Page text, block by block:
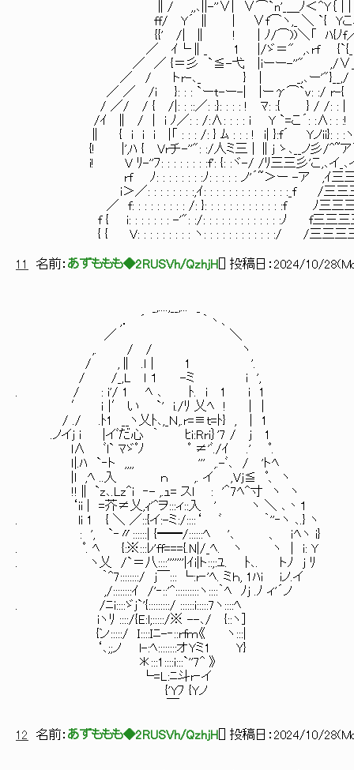
∥/ ,,､||-''∨|
ff/ Y´ ∥ | ∨f⌒ヽ,_ ＼ `{ Yこﾆ
{{' /| ∥ ! | ﾉ/⌒))＼「 ﾊ{ﾉf／こ
／ ｲ└∥_ 1 |/ゞ＝" ,､rf {`{_〈
／ ／ {＝彡 `≦-弋 |iーー-''" ,/∨_入 { } │よ
／ / トr-､_ } | _,
／ ／ /i }: : : `ーt-ー-| |ーγ⌒`v: :/
/ ／/ / { /|: : ::／: :}: : : : ! ﾏ: :{ } / /:
/ｲ ∥ / | i ﾉ／: : /:∧: : : : i Y `=こ´: :∧: : :!
∥ { i i i |「 : : : /: } ﾑ : : : ! i| }:f´ Yノii}: : :ヽ､_,､
{! |',ﾊ { Vrチ-''": :/人ミ三 | ∥j ゝ､__ノ彡/
i! V ﾘ-''ﾌ: : : : : : : :f': {: :ヾ-/ /ﾘ三三彡'こ,､イ_､イ三
rf ﾉ: : : : : : : :ﾉ: : : : : ノ'´~＞ー
i＞／: : : : : : : :,ｲ: : : : : : : : : : : : : :_f /三三三三三
／ f: : : : : : : : : /: }: : : : : : : : : : : : :f ﾉ三三
f { i: : : : : : : -'": :/: : : : : : : : : : : : :ﾉ f三三三三ﾐf
{ { V: : : : : : : : : ヽ: : : : : : : : : : : :/ /三三三三ｼ{
11 名前： あずももも◆2RUSVh/QzhjH ] 投稿日： 2024/10/
,． ´ ｀丶､
／ ＼
,. / / ヽ
/ ,∥ .l｜ 1 '.
/ /_,L l １ -ミ i ',
. / : i'/ 1 ﾍ ､ ﾄ. i 1 i 1
′ ｉ |′ い `' i./ﾘ 乂ﾍ ! ｜｜ ┃人生初書籍は
/ ./ .ﾄ1 __ヽ乂ﾄ､
.ノイj i |イﾞだ心 ｀ ﾋ
l∧ ﾞl` ﾏゞﾟﾉ
ｌ|.ﾊ `‐ト ,,,,
|l ,ﾍ ..入 ｎ ,. イ ,Vj≦ ﾟ、
!!∥ `z､.Lz^i ‐- ,.ｭ= スl : '＾7ﾍ^寸
‘ii | =芥≠乂,ｨ'^ヲ:::ィ::入 ' ヽ ＼ ､丶１
. li 1 { ＼ ／::{イ:-ミ:/::::‘ ﾞ ｀''‐ヽ ､.} ヽ
: ', `‐〃::::::| {━━/::::::ﾍ '､ 、 ｉﾍヽ i}
. ﾟ. ﾍ {:※:::ﾚ'ff==={.N|/_ﾍ. ヽ ヽ | i: Y
. ヽ乂 /`＝八::::'''''''|ｲi|ト::;:ﾕ. ﾄ､. トﾉ j ﾘ
｀^7::::::::/ j￣::: └:r‐'ﾍ. ミｈ, 1ﾊi iノ.イ
,/::::::::ｲ /'‐::'^::::::::::ヽ::::｀ﾍ ﾉj .ﾉ ィ'´ノ
. /ﾆi::::ゞj`'{:::::::::/ ::::::i:::::7ヽ::::ﾍ
iヽﾘ ::::/{E:l;:::::/※ --､/ {::ヽ]
{ン:::::/ I::::Iﾆ-‐::rfｍ《 ヽ:::|
‘､;;ノ l-:ﾍ::::::::オYミ1 Y}
＊:::1::::i:::`''7^ 》
└=L:ﾆ斗r‐イ
{'Yﾌ {Yノ
12 名前： あずももも◆2RUSVh/QzhjH ] 投稿日： 2024/10/